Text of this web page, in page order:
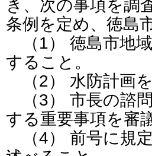
き、次の事項を調
条例を定め、徳島
（1） 徳島市地
すること。
（2） 水防計画
（3） 市長の諮
する重要事項を審
（4） 前号に規